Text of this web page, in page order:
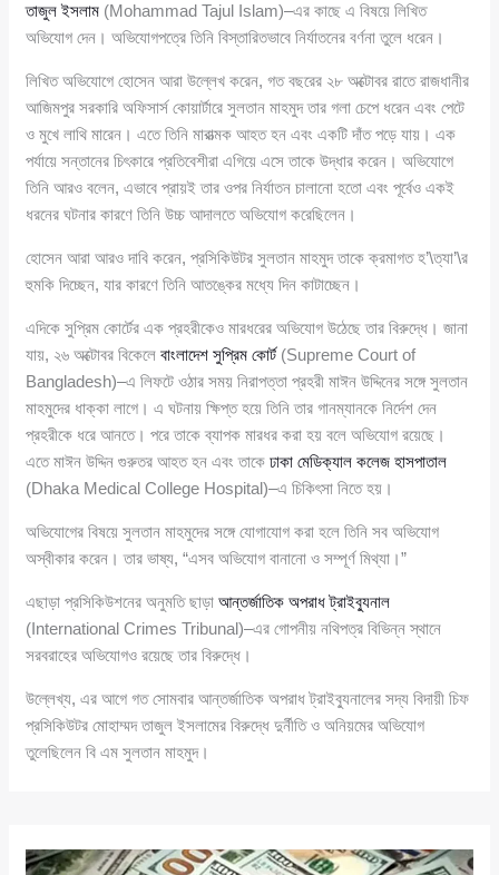
তাজুল ইসলাম (Mohammad Tajul Islam)–এর কাছে এ বিষয়ে লিখিত
অভিযোগ দেন। অভিযোগপত্রে তিনি বিস্তারিতভাবে নির্যাতনের বর্ণনা তুলে ধরেন।
লিখিত অভিযোগে হোসেন আরা উল্লেখ করেন, গত বছরের ২৮ অক্টোবর রাতে রাজধানীর
আজিমপুর সরকারি অফিসার্স কোয়ার্টারে সুলতান মাহমুদ তার গলা চেপে ধরেন এবং পেটে
ও মুখে লাথি মারেন। এতে তিনি মারাত্মক আহত হন এবং একটি দাঁত পড়ে যায়। এক
পর্যায়ে সন্তানের চিৎকারে প্রতিবেশীরা এগিয়ে এসে তাকে উদ্ধার করেন। অভিযোগে
তিনি আরও বলেন, এভাবে প্রায়ই তার ওপর নির্যাতন চালানো হতো এবং পূর্বেও একই
ধরনের ঘটনার কারণে তিনি উচ্চ আদালতে অভিযোগ করেছিলেন।
হোসেন আরা আরও দাবি করেন, প্রসিকিউটর সুলতান মাহমুদ তাকে ক্রমাগত হ’\ত্যা’\র
হুমকি দিচ্ছেন, যার কারণে তিনি আতঙ্কের মধ্যে দিন কাটাচ্ছেন।
এদিকে সুপ্রিম কোর্টের এক প্রহরীকেও মারধরের অভিযোগ উঠেছে তার বিরুদ্ধে। জানা
যায়, ২৬ অক্টোবর বিকেলেবাংলাদেশ সুপ্রিম কোর্ট(Supreme Court of
Bangladesh)–এ লিফটে ওঠার সময় নিরাপত্তা প্রহরী মাঈন উদ্দিনের সঙ্গে সুলতান
মাহমুদের ধাক্কা লাগে। এ ঘটনায় ক্ষিপ্ত হয়ে তিনি তার গানম্যানকে নির্দেশ দেন
প্রহরীকে ধরে আনতে। পরে তাকে ব্যাপক মারধর করা হয় বলে অভিযোগ রয়েছে।
এতে মাঈন উদ্দিন গুরুতর আহত হন এবং তাকেঢাকা মেডিক্যাল কলেজ হাসপাতাল
(Dhaka Medical College Hospital)–এ চিকিৎসা নিতে হয়।
অভিযোগের বিষয়ে সুলতান মাহমুদের সঙ্গে যোগাযোগ করা হলে তিনি সব অভিযোগ
অস্বীকার করেন। তার ভাষ্য, “এসব অভিযোগ বানানো ও সম্পূর্ণ মিথ্যা।”
এছাড়া প্রসিকিউশনের অনুমতি ছাড়াআন্তর্জাতিক অপরাধ ট্রাইব্যুনাল
(International Crimes Tribunal)–এর গোপনীয় নথিপত্র বিভিন্ন স্থানে
সরবরাহের অভিযোগও রয়েছে তার বিরুদ্ধে।
উল্লেখ্য, এর আগে গত সোমবার আন্তর্জাতিক অপরাধ ট্রাইব্যুনালের সদ্য বিদায়ী চিফ
প্রসিকিউটর মোহাম্মদ তাজুল ইসলামের বিরুদ্ধে দুর্নীতি ও অনিয়মের অভিযোগ
তুলেছিলেন বি এম সুলতান মাহমুদ।